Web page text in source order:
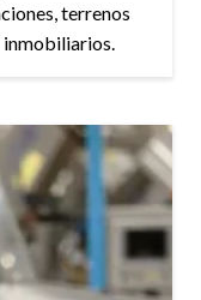
terrenos
inmobiliarios.